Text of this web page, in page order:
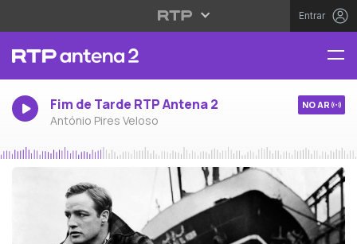
Entrar
Fim de Tarde RTP Antena 2
António Pires Veloso
NO AR